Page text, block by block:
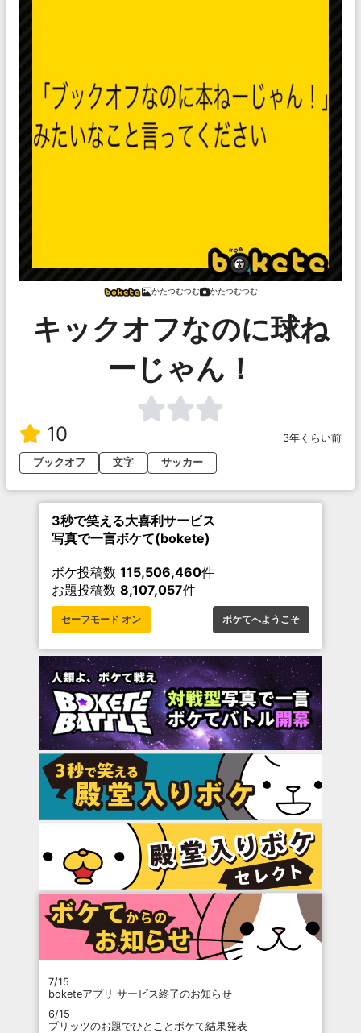
かたつむつむ かたつむつむ
キックオフなのに球ね
ーじゃん！
10
3年くらい前
ブックオフ
文字 サッカー
3秒で笑える大喜利サービス
写真で一言ボケて(bokete)
ボケ投稿数 115,506,460件
お題投稿数 8,107,057件
セーフモード オン ボケてへようこそ
7/15
boketeアプリ サービス終了のお知らせ
6/15
プリッツのお題でひとことボケて結果発表